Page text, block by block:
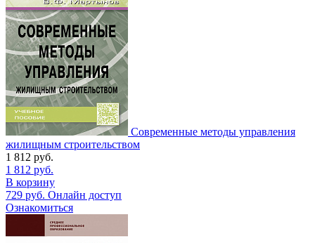
Современные методы управления
жилищным строительством
1 812 руб.
1 812 руб.
В корзину
729 руб. Онлайн доступ
Ознакомиться